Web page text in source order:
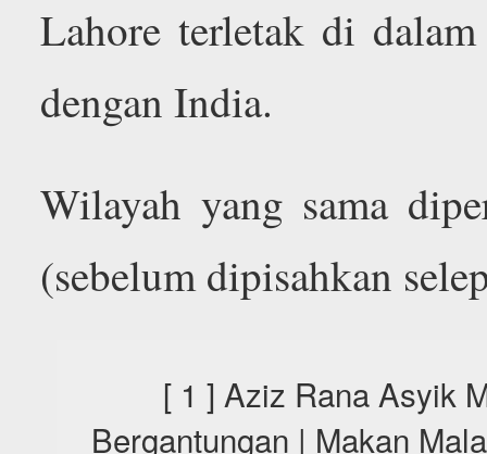
Lahore terletak di
dengan India.
Wilayah yang sama
(sebelum dipisahkan
[ 1 ] Aziz Rana Asyik
Bergantungan | Makan